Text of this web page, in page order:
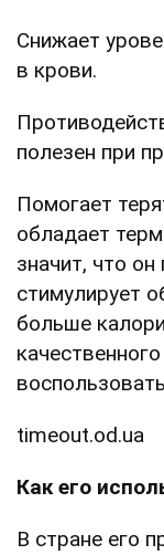
Снижает
в крови.
полезен при
Помогает
обладает
значит, что
стимулирует
больше
timeout.od.ua
Как его
В стране его